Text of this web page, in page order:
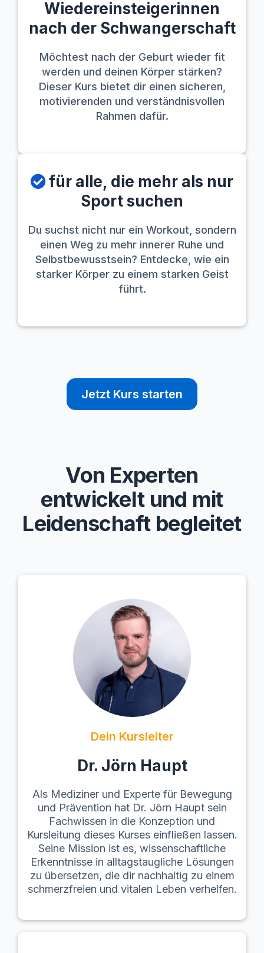
Wiedereinsteigerinnen
nach der Schwangerschaft
Möchtest nach der Geburt wieder fit
werden und deinen Körper stärken?
Dieser Kurs bietet dir einen sicheren,
motivierenden und verständnisvollen
Rahmen dafür.
für alle, die mehr als nur
Sport suchen
Du suchst nicht nur ein Workout, sondern
einen Weg zu mehr innerer Ruhe und
Selbstbewusstsein? Entdecke, wie ein
starker Körper zu einem starken Geist
führt.
Jetzt Kurs starten
Von Experten
entwickelt und mit
Leidenschaft begleitet
Dein Kursleiter
Dr. Jörn Haupt
Als Mediziner und Experte für Bewegung
und Prävention hat Dr. Jörn Haupt sein
Fachwissen in die Konzeption und
Kursleitung dieses Kurses einfließen lassen.
Seine Mission ist es, wissenschaftliche
Erkenntnisse in alltagstaugliche Lösungen
zu übersetzen, die dir nachhaltig zu einem
schmerzfreien und vitalen Leben verhelfen.